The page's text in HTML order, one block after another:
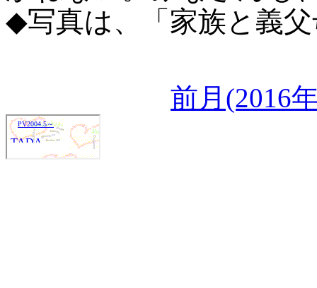
◆写真は、「家族と義
前月(2016